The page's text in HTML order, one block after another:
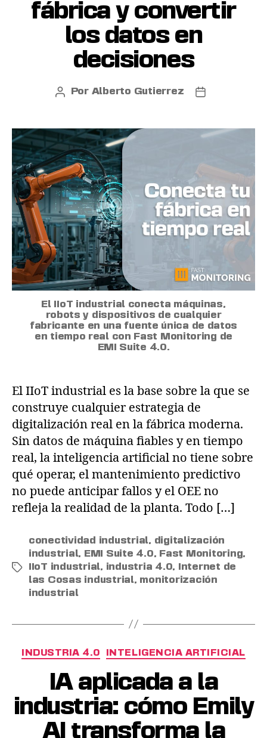
fábrica y convertir
los datos en
decisiones
Por Alberto Gutierrez
El IIoT industrial conecta máquinas,
robots y dispositivos de cualquier
fabricante en una fuente única de datos
en tiempo real con Fast Monitoring de
EMI Suite 4.0.
El IIoT industrial es la base sobre la que se
construye cualquier estrategia de
digitalización real en la fábrica moderna.
Sin datos de máquina fiables y en tiempo
real, la inteligencia artificial no tiene sobre
qué operar, el mantenimiento predictivo
no puede anticipar fallos y el OEE no
refleja la realidad de la planta. Todo […]
conectividad industrial, digitalización
industrial, EMI Suite 4.0, Fast Monitoring,
IIoT industrial, industria 4.0,
Internet de
las Cosas industrial, monitorización
industrial
INDUSTRIA 4.0 INTELIGENCIA ARTIFICIAL
IA aplicada a la
industria: cómo Emily
AI transforma la